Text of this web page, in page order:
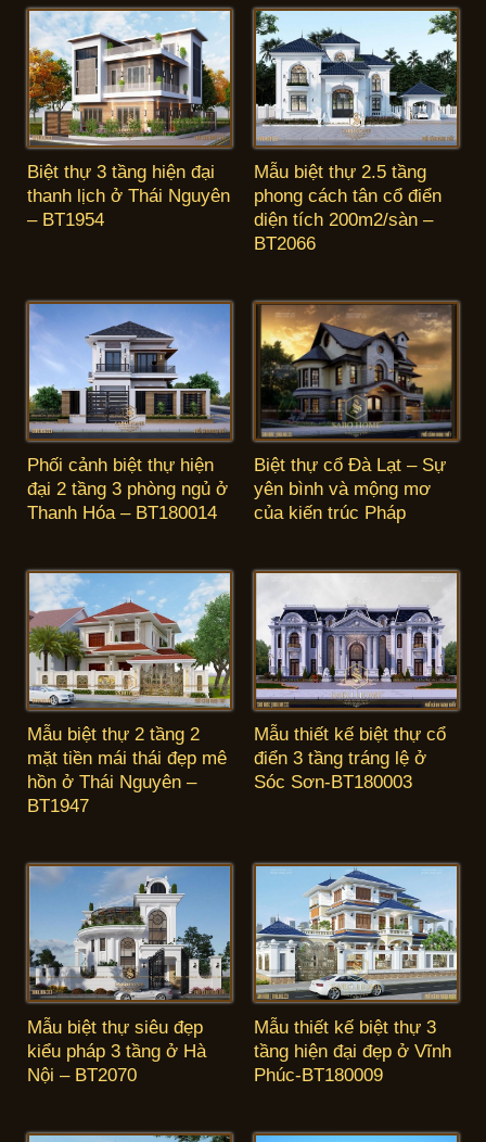
Biệt thự 3 tầng hiện đại
thanh lịch ở Thái Nguyên
– BT1954
Mẫu biệt thự 2.5 tầng
phong cách tân cổ điển
diện tích 200m2/sàn –
BT2066
Phối cảnh biệt thự hiện
đại 2 tầng 3 phòng ngủ ở
Thanh Hóa – BT180014
Biệt thự cổ Đà Lạt – Sự
yên bình và mộng mơ
của kiến trúc Pháp
Mẫu biệt thự 2 tầng 2
mặt tiền mái thái đẹp mê
hồn ở Thái Nguyên –
BT1947
Mẫu thiết kế biệt thự cổ
điển 3 tầng tráng lệ ở
Sóc Sơn-BT180003
Mẫu biệt thự siêu đẹp
kiểu pháp 3 tầng ở Hà
Nội – BT2070
Mẫu thiết kế biệt thự 3
tầng hiện đại đẹp ở Vĩnh
Phúc-BT180009